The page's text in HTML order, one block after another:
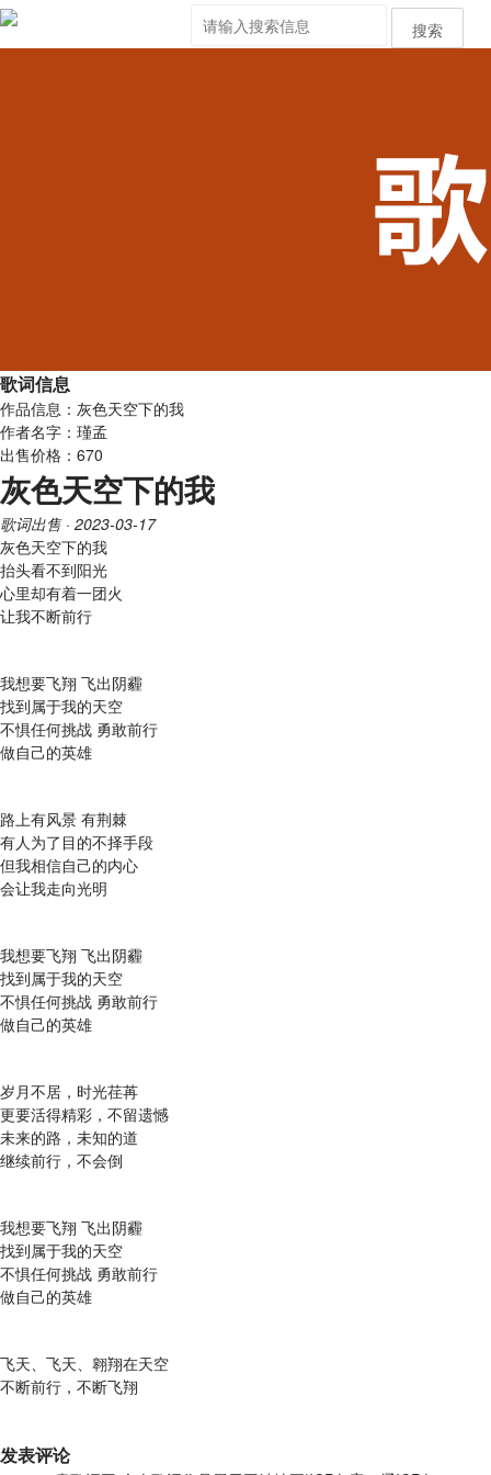
搜索
歌词信息
作品信息：灰色天空下的我
作者名字：瑾孟
出售价格：670
灰色天空下的我
歌词出售· 2023-03-17
灰色天空下的我
抬头看不到阳光
心里却有着一团火
让我不断前行
我想要飞翔 飞出阴霾
找到属于我的天空
不惧任何挑战 勇敢前行
做自己的英雄
路上有风景 有荆棘
有人为了目的不择手段
但我相信自己的内心
会让我走向光明
我想要飞翔 飞出阴霾
找到属于我的天空
不惧任何挑战 勇敢前行
做自己的英雄
岁月不居，时光荏苒
更要活得精彩，不留遗憾
未来的路，未知的道
继续前行，不会倒
我想要飞翔 飞出阴霾
找到属于我的天空
不惧任何挑战 勇敢前行
做自己的英雄
飞天、飞天、翱翔在天空
不断前行，不断飞翔
发表评论